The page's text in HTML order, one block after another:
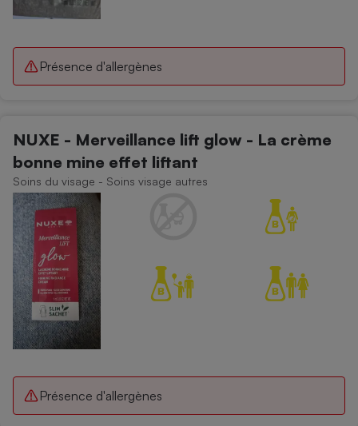
Présence d'allergènes
NUXE - Merveillance lift glow - La crème
bonne mine effet liftant
Soins du visage - Soins visage autres
Présence d'allergènes